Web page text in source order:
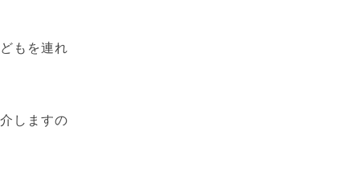
もを連れ
しますの